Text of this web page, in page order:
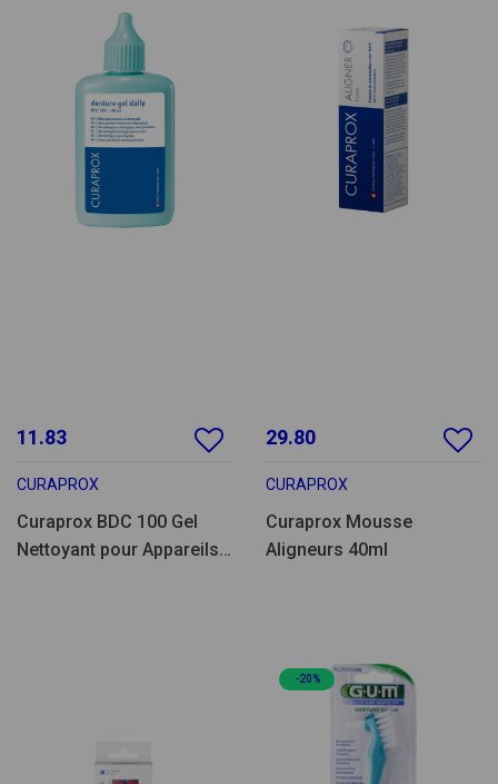
11.83
CURAPROX
Curaprox BDC 100 Gel
Nettoyant pour Appareils
29.80
CURAPROX
Curaprox Mousse
Aligneurs 40ml
-20%